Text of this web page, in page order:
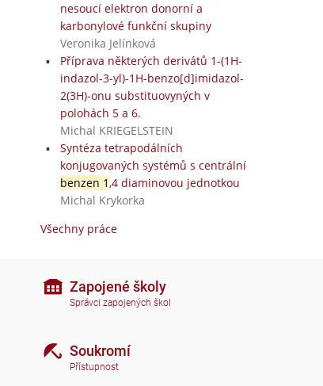
nesoucí elektron donorní a
karbonylové funkční skupiny
Veronika Jelínková
Příprava některých derivátů 1-(1H-
indazol-3-yl)-1H-benzo[d]imidazol-
2(3H)-onu substituovyných v
polohách 5 a 6.
Michal KRIEGELSTEIN
Syntéza tetrapodálních
konjugovaných systémů s centrální
benzen 1,4 diaminovou jednotkou
Michal Krykorka
Všechny práce
Zapojené školy
Správci zapojených škol
Soukromí
Přístupnost